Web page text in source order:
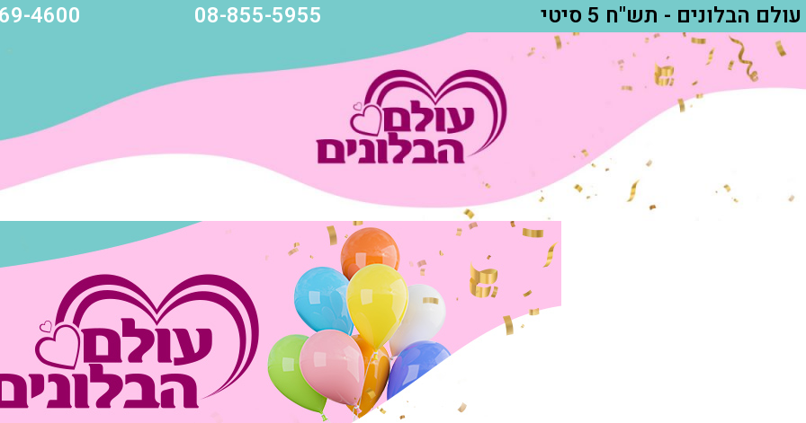
עולם הבלונים - תש"ח 5 סיטי 08-855-5955
4600